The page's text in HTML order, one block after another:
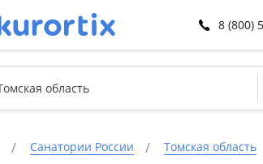
8 (800)
Санатории России Томская область